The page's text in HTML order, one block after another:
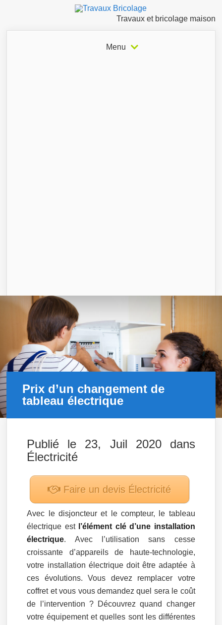
Travaux et bricolage maison
Menu
Prix d’un changement de
tableau électrique
Publié le 23, Juil 2020 dans
Électricité
Faire un devis Électricité
Avec le disjoncteur et le compteur, le tableau
électrique est l’élément clé d’une installation
électrique. Avec l’utilisation sans cesse
croissante d’appareils de haute-technologie,
votre installation électrique doit être adaptée à
ces évolutions. Vous devez remplacer votre
coffret et vous vous demandez quel sera le coût
de l’intervention ? Découvrez quand changer
votre équipement et quelles sont les différentes